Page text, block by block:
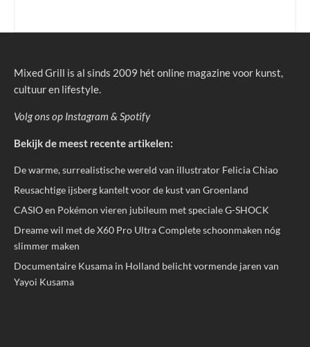
Mixed Grill is al sinds 2009 hét online magazine voor kunst,
cultuur en lifestyle.
Volg ons op Instagram & Spotify
Bekijk de meest recente artikelen:
De warme, surrealistische wereld van illustrator Felicia Chiao
Reusachtige ijsberg kantelt voor de kust van Groenland
CASIO en Pokémon vieren jubileum met speciale G-SHOCK
Dreame wil met de X60 Pro Ultra Complete schoonmaken nóg
slimmer maken
Documentaire Kusama in Holland belicht vormende jaren van
Yayoi Kusama